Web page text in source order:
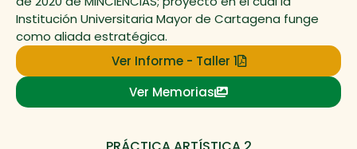
Institución Universitaria Mayor de Cartagena funge
como aliada estratégica.
Ver Informe - Taller 1
Ver Memorias